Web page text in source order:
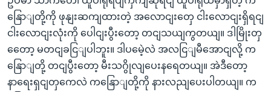
နြောျတို့ကို ဖုနျးဆကျထားတဲ့ အလောငျးတှေ ငါးလောငျးရှိရငျ
ငါးလောငျးလုံးကို ပေါငျးပွီးတော့ တငျသယျကွတယျ။ ဒါမြိုးတှ
တေော့ မတငျခငြျပါဘူး။ ဒါပမေဲ့လဲ အလငြျမီအောငျလို့ က
နြောျတို့ တငျပွီးတော့ မီးသဂွိုလျပေးနရေတယျ။ အဲဒီတော့
နာရေးရှငျတှကေလဲ ကနြောျတို့ကို နားလညျပေးပါတယျ။ က